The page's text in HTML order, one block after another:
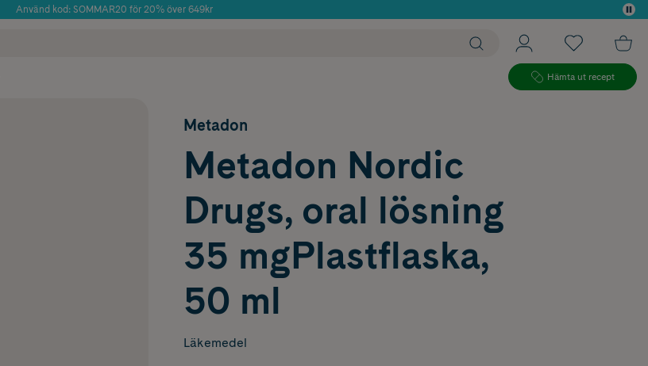
Använd kod: SOMMAR20 för 20% över 649kr
Hämta ut recept
Metadon
Metadon Nordic
Drugs, oral lösning
35 mgPlastflaska,
50 ml
Läkemedel